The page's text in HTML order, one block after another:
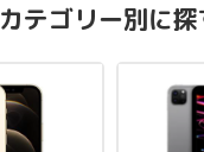
カテゴリー別に探